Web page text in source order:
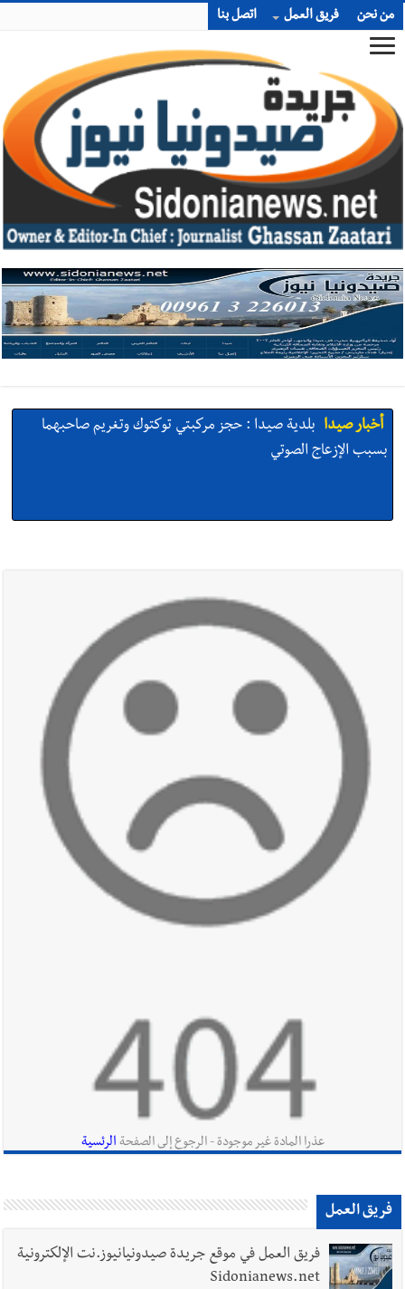
من نحن فريق العمل اتصل بنا
أخبار صيدا بلدية صيدا : حجز مركبتي توكتوك وتغريم صاحبهما
بسبب الإزعاج الصوتي
أخبار صيدا بلدية صيدا ومؤسسة الحريري تعقدان الاجتماع
التشاوري الأول للمرصد الحضري
استعراض شامل لمشاريع وتأكيدٌ على حماية القيمة التراثية للمدينة
القديمة
أخبار صيدا عمر مرجان يطلق أكاديمية نادي الحرية لكرة القدم
قراءات ومستجدات ومواقف في لبنان والمنطقة -
السبت 8-8-2026: لاءات إسرائيل الثلاث تضرب المسار التفاوضي
واتفاق مكة على طاولة الإقليم؟ | استهداف الجيش اللبناني يرفع
أخبار لبنان
أسرار الصحف المحلية الصادرة في لبنان ليوم السبت 8-
8-2026
عذرا المادة غير موجودة - الرجوع إلى الصفحة الرئسية
فريق العمل
فريق العمل في موقع جريدة صيدونيانيوز.نت الإلكترونية
Sidonianews.net